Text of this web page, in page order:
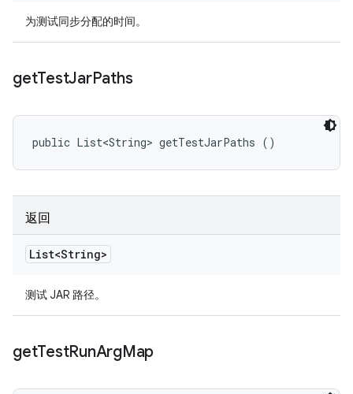
为测试同步分配的时间。
getTestJarPaths
public List<String> getTestJarPaths ()
返回
List<String>
测试 JAR 路径。
getTestRunArgMap